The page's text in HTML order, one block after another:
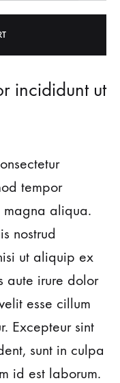
incididunt ut
tempor
aliqua.
nostrud
ut aliquip ex
aute irure dolor
esse cillum
Excepteur sint
sunt in culpa
id est laborum.